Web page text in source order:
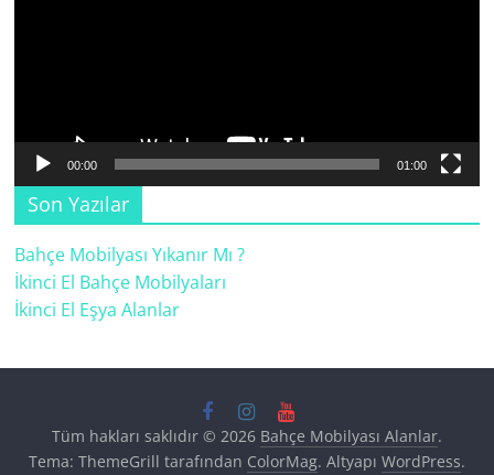
00:00 01:00
Son Yazılar
Bahçe Mobilyası Yıkanır Mı ?
İkinci El Bahçe Mobilyaları
İkinci El Eşya Alanlar
Tüm hakları saklıdır © 2026 Bahçe Mobilyası Alanlar.
Tema: ThemeGrill tarafından ColorMag. Altyapı WordPress.